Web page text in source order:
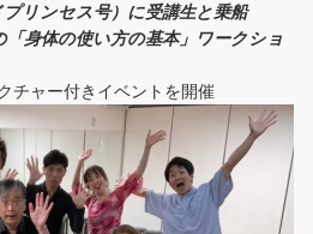
リンセス号）に受講生と乗船
身体の使い方の基本」ワークショ
チャー付きイベントを開催